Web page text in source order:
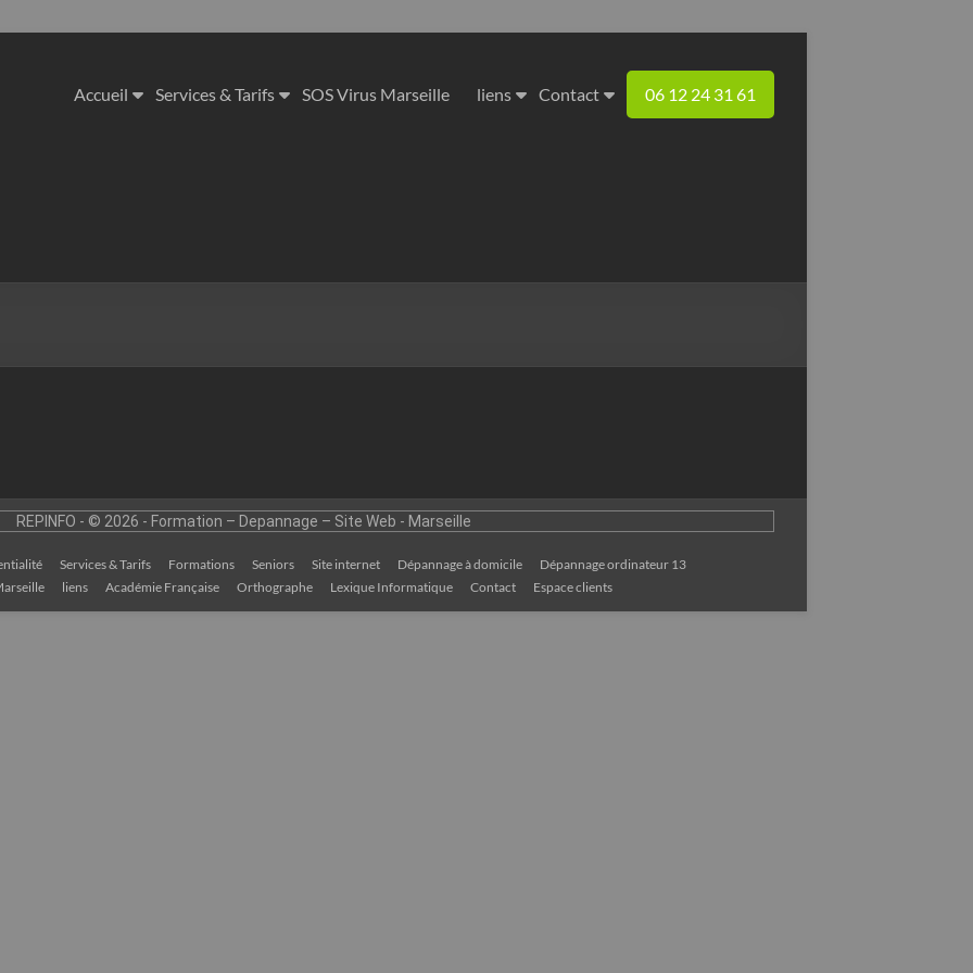
Accueil Services & Tarifs SOS Virus Marseille liens Contact 06 12 24 31 61
REPINFO - © 2026 - Formation – Depannage – Site Web - Marseille
Services & Tarifs Formations Seniors Site internet Dépannage à domicile
Dépannage ordinateur 13
liens Académie Française Orthographe Lexique Informatique Contact Espace clients